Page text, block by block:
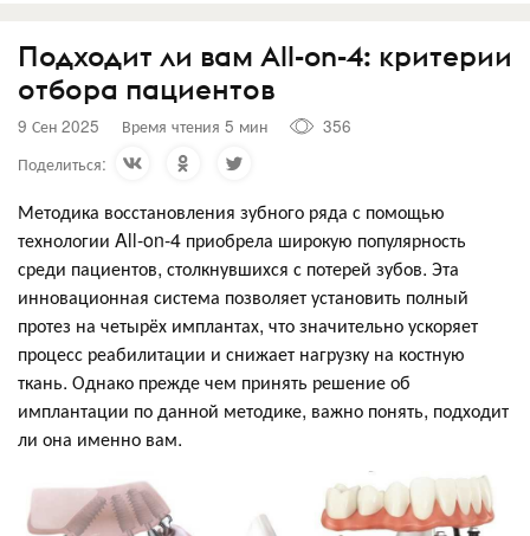
Подходит ли вам All-on-4: критерии
отбора пациентов
9 Сен 2025 Время чтения 5 мин
356
Поделиться:
Методика восстановления зубного ряда с помощью
технологии All-on-4 приобрела широкую популярность
среди пациентов, столкнувшихся с потерей зубов. Эта
инновационная система позволяет установить полный
протез на четырёх имплантах, что значительно ускоряет
процесс реабилитации и снижает нагрузку на костную
ткань. Однако прежде чем принять решение об
имплантации по данной методике, важно понять, подходит
ли она именно вам.